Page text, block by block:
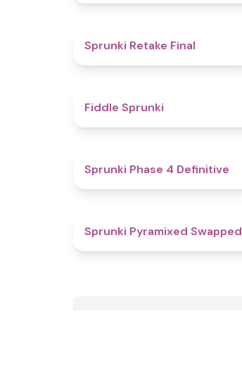
Sprunki Retake Final
Fiddle Sprunki
Sprunki Phase 4 Definitive
4.5
Sprunki Pyramixed Swapped